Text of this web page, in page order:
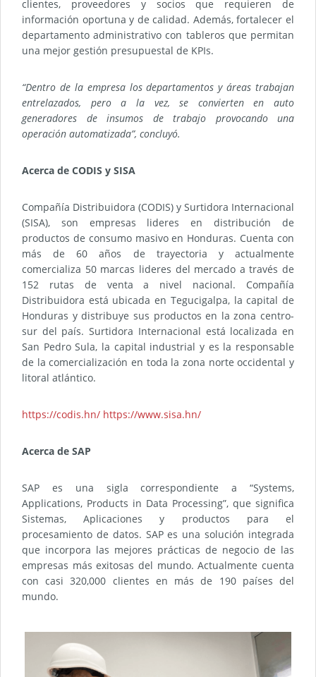
clientes, proveedores y socios que requieren de
información oportuna y de calidad. Además, fortalecer el
departamento administrativo con tableros que permitan
una mejor gestión presupuestal de KPIs.
“Dentro de la empresa los departamentos y áreas trabajan
entrelazados, pero a la vez, se convierten en auto
generadores de insumos de trabajo provocando una
operación automatizada”, concluyó.
Acerca de CODIS y SISA
Compañía Distribuidora (CODIS) y Surtidora Internacional
(SISA), son empresas lideres en distribución de
productos de consumo masivo en Honduras. Cuenta con
más de 60 años de trayectoria y actualmente
comercializa 50 marcas lideres del mercado a través de
152 rutas de venta a nivel nacional. Compañía
Distribuidora está ubicada en Tegucigalpa, la capital de
Honduras y distribuye sus productos en la zona centro-
sur del país. Surtidora Internacional está localizada en
San Pedro Sula, la capital industrial y es la responsable
de la comercialización en toda la zona norte occidental y
litoral atlántico.
https://codis.hn/ https://www.sisa.hn/
Acerca de SAP
SAP es una sigla correspondiente a “Systems,
Applications, Products in Data Processing”, que significa
Sistemas, Aplicaciones y productos para el
procesamiento de datos. SAP es una solución integrada
que incorpora las mejores prácticas de negocio de las
empresas más exitosas del mundo. Actualmente cuenta
con casi 320,000 clientes en más de 190 países del
mundo.